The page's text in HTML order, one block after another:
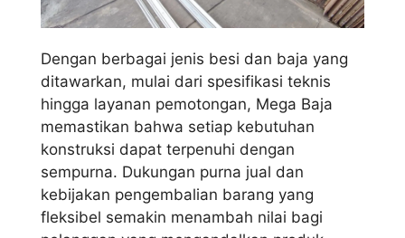
Dengan berbagai jenis besi dan baja yang
ditawarkan, mulai dari spesifikasi teknis
hingga layanan pemotongan, Mega Baja
memastikan bahwa setiap kebutuhan
konstruksi dapat terpenuhi dengan
sempurna. Dukungan purna jual dan
kebijakan pengembalian barang yang
fleksibel semakin menambah nilai bagi